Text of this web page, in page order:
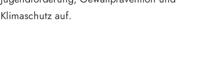
Klimaschutz auf.